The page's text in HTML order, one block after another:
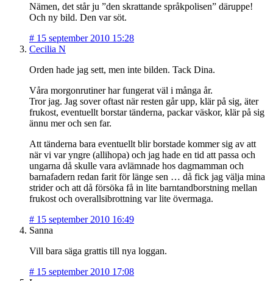
Nämen, det står ju ”den skrattande språkpolisen” däruppe!
Och ny bild. Den var söt.
# 15 september 2010 15:28
Cecilia N
Orden hade jag sett, men inte bilden. Tack Dina.
Våra morgonrutiner har fungerat väl i många år.
Tror jag. Jag sover oftast när resten går upp, klär på sig, äter
frukost, eventuellt borstar tänderna, packar väskor, klär på sig
ännu mer och sen far.
Att tänderna bara eventuellt blir borstade kommer sig av att
när vi var yngre (allihopa) och jag hade en tid att passa och
ungarna då skulle vara avlämnade hos dagmamman och
barnafadern redan farit för länge sen … då fick jag välja mina
strider och att då försöka få in lite barntandborstning mellan
frukost och overallsibrottning var lite övermaga.
# 15 september 2010 16:49
Sanna
Vill bara säga grattis till nya loggan.
# 15 september 2010 17:08